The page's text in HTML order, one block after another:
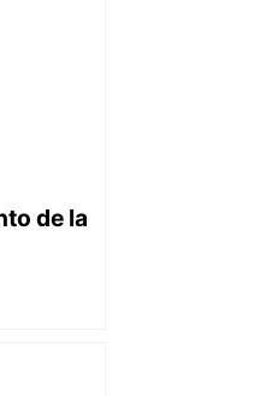
de la